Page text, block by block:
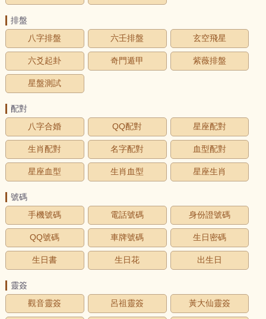
排盤
八字排盤
六壬排盤 玄空飛星
六爻起卦 奇門遁甲 紫薇排盤
星盤測試
配對
八字合婚
QQ配對 星座配對
生肖配對 名字配對 血型配對
星座血型 生肖血型 星座生肖
號碼
手機號碼
電話號碼 身份證號碼
QQ號碼 車牌號碼 生日密碼
生日書 生日花 出生日
靈簽
觀音靈簽
呂祖靈簽 黃大仙靈簽